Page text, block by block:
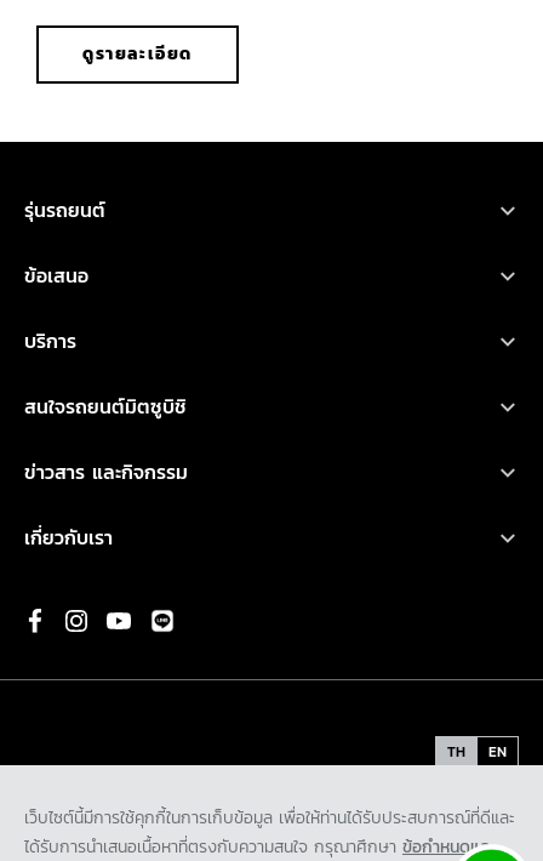
ดูรายละเอียด
เว็บไซต์นี้มีการใช้คุกกี้ในการเก็บข้อมูล เพื่อให้ท่านได้รับประสบการณ์ที่ดีและ
ได้รับการนำเสนอเนื้อหาที่ตรงกับความสนใจ กรุณาศึกษา ข้อกำหนดและ
รุ่นรถยนต์
ไทรทัน
เอ็กซ์แพนเดอร์ เอชอีวี ใหม่
แอททราจ
ข้อเสนอ
อุปกรณ์ตกแต่ง
คำนวณค่าใช้จ่ายเบื้องต้น
บริการ
น้ำมันเครื่องและเคมีภัณฑ์
ตรวจสอบ/ปรับปรุงคุณภาพ
สนใจรถยนต์มิตซูบิชิ
ดาวน์โหลดโบรชัวร์
ข่าวสาร และกิจกรรม
ข่าวสารล่าสุด
กิจกรรมเพื่อสังคม และ มูลนิธิ มิตซูบิชิ มอเตอร์ส ประเทศไทย
เกี่ยวกับเรา
พันธกิจ
ความเป็นมาของมิตซูบิชิ
รถต้นแบบ
ติดต่อเรา
TH EN
ข้อกำหนดและเงื่อนไข
นโยบายคุ้มครองข้อมูลส่วนบุคคล
นโยบายคุ้มครองข้อมูลส่วนบุคคลสำหรับกล้องโทรทัศน์วงจรปิด